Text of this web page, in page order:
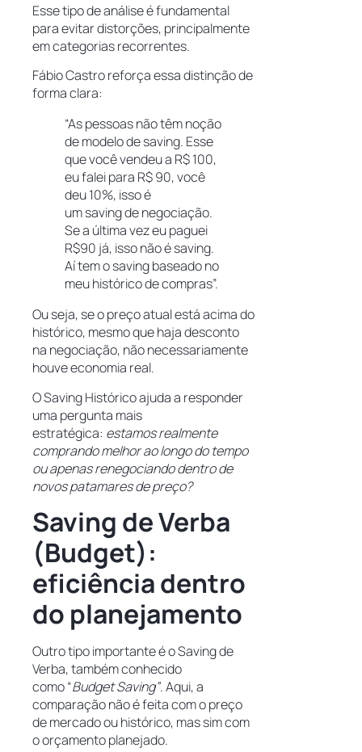
Esse tipo de análise é fundamental
para evitar distorções, principalmente
em categorias recorrentes.
Fábio Castro reforça essa distinção de
forma clara:
“As pessoas não têm noção
de modelo de saving. Esse
que você vendeu a R$ 100,
eu falei para R$ 90, você
deu 10%, isso é
um saving de negociação.
Se a última vez eu paguei
R$90 já, isso não é saving.
Aí tem o saving baseado no
meu histórico de compras”.
Ou seja, se o preço atual está acima do
histórico, mesmo que haja desconto
na negociação, não necessariamente
houve economia real.
O Saving Histórico ajuda a responder
uma pergunta mais
estratégica: estamos realmente
comprando melhor ao longo do tempo
ou apenas renegociando dentro de
novos patamares de preço?
Saving de Verba
(Budget):
eficiência dentro
do planejamento
Outro tipo importante é o Saving de
Verba, também conhecido
como “Budget Saving”. Aqui, a
comparação não é feita com o preço
de mercado ou histórico, mas sim com
o orçamento planejado.